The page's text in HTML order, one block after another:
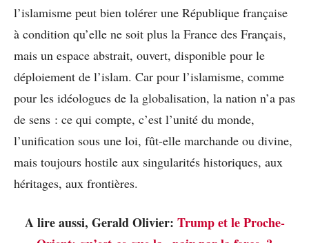
l’islamisme peut bien tolérer une République française
à condition qu’elle ne soit plus la France des Français,
mais un espace abstrait, ouvert, disponible pour le
déploiement de l’islam. Car pour l’islamisme, comme
pour les idéologues de la globalisation, la nation n’a pas
de sens : ce qui compte, c’est l’unité du monde,
l’unification sous une loi, fût-elle marchande ou divine,
mais toujours hostile aux singularités historiques, aux
héritages, aux frontières.
A lire aussi, Gerald Olivier: Trump et le Proche-